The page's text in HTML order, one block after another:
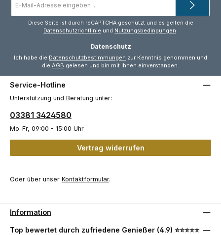
Mail-
*
Diese Seite ist durch reCAPTCHA geschützt und es gelten die
Datenschutzrichtlinie und Nutzungsbedingungen.
Datenschutz
Ich habe die Datenschutzbestimmungen zur Kenntnis genommen und
die AGB gelesen und bin mit ihnen einverstanden.
Service-Hotline
Unterstützung und Beratung unter:
03381 3424580
Mo-Fr, 09:00 - 15:00 Uhr
Vertrag widerrufen
Oder über unser Kontaktformular.
Information
Top bewertet durch zufriedene Genießer (4.9) ⭐⭐⭐⭐⭐